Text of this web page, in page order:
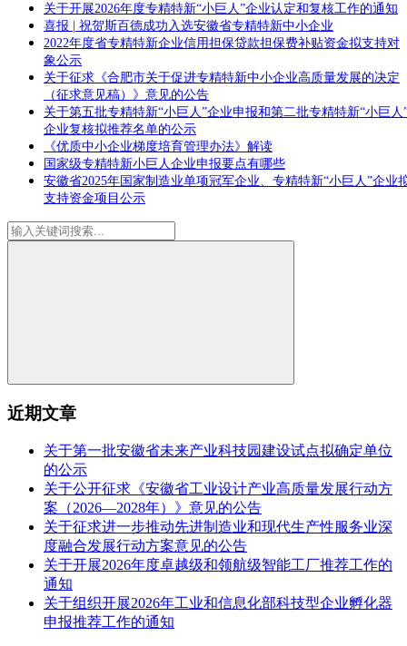
关于开展2026年度专精特新“小巨人”企业认定和复核工作的通知
喜报 | 祝贺斯百德成功入选安徽省专精特新中小企业
2022年度省专精特新企业信用担保贷款担保费补贴资金拟支持对
象公示
关于征求《合肥市关于促进专精特新中小企业高质量发展的决定
（征求意见稿）》意见的公告
关于第五批专精特新“小巨人”企业申报和第二批专精特新“小巨人
企业复核拟推荐名单的公示
《优质中小企业梯度培育管理办法》解读
国家级专精特新小巨人企业申报要点有哪些
安徽省2025年国家制造业单项冠军企业、专精特新“小巨人”企业
支持资金项目公示
近期文章
关于第一批安徽省未来产业科技园建设试点拟确定单位
的公示
关于公开征求《安徽省工业设计产业高质量发展行动方
案（2026—2028年）》意见的公告
关于征求进一步推动先进制造业和现代生产性服务业深
度融合发展行动方案意见的公告
关于开展2026年度卓越级和领航级智能工厂推荐工作的
通知
关于组织开展2026年工业和信息化部科技型企业孵化器
申报推荐工作的通知